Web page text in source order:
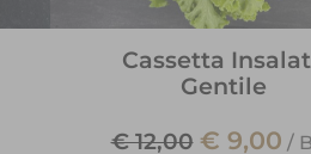
Cassetta
Gentile
€ 12,00 € 9,00 /